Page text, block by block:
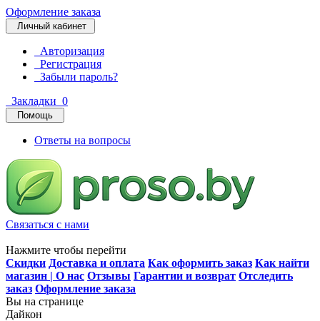
Оформление заказа
Личный кабинет
Авторизация
Регистрация
Забыли пароль?
Закладки 0
Помощь
Ответы на вопросы
Связаться с нами
Нажмите чтобы перейти
Скидки Доставка и оплата Как оформить заказ Как найти
магазин | О нас Отзывы Гарантии и возврат Отследить
заказ Оформление заказа
Вы на странице
Дайкон